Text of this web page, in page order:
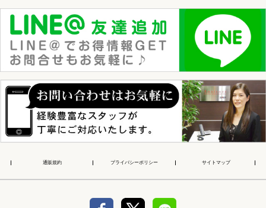
通販規約 プライバシーポリシー サイトマップ